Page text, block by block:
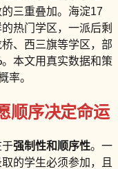
三重叠加。海淀17
热门学区，一派后剩
、西三旗等学区，部
。本文用真实数据和策
率。
顺序决定命运
于强制性和顺序性。一
的学生必须参加，且